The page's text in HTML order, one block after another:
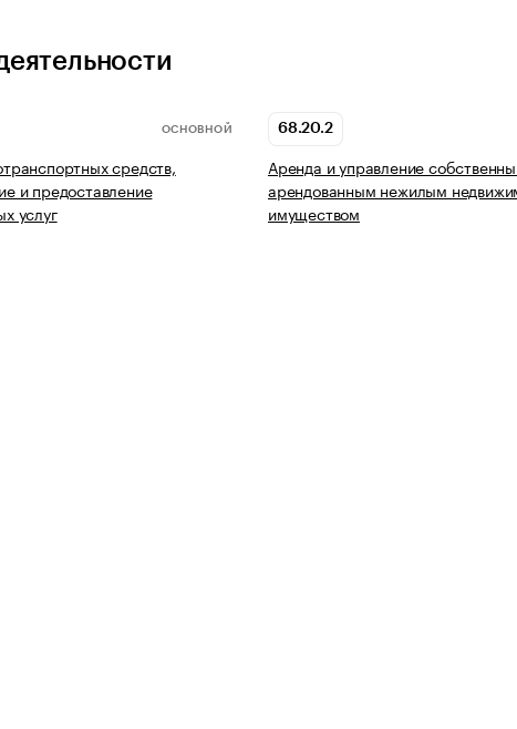
ОСНОВНОЙ
средств,
и предоставление
услуг
68.20.2
Аренда и управление
арендованным нежилым
имуществом